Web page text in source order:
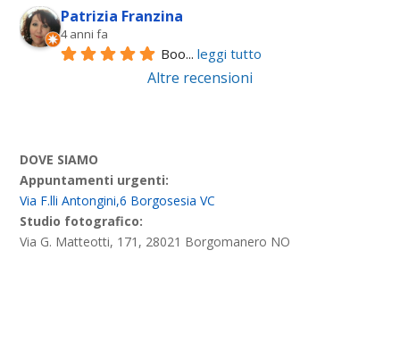
Patrizia Franzina
4 anni fa
Boo... leggi tutto
Altre recensioni
DOVE SIAMO
Appuntamenti urgenti:
Via F.lli Antongini,6 Borgosesia VC
Studio fotografico:
Via G. Matteotti, 171, 28021 Borgomanero NO